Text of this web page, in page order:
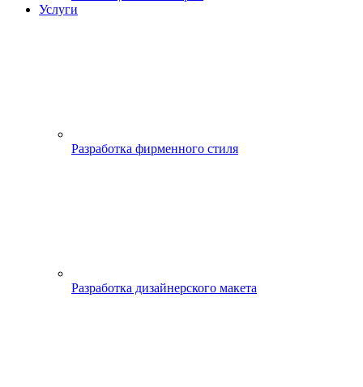
Услуги
Разработка фирменного стиля
Разработка дизайнерского макета